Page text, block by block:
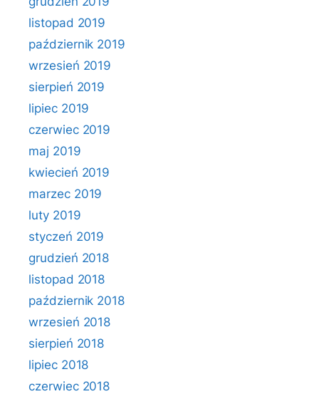
listopad 2019
październik 2019
wrzesień 2019
sierpień 2019
lipiec 2019
czerwiec 2019
maj 2019
kwiecień 2019
marzec 2019
luty 2019
styczeń 2019
grudzień 2018
listopad 2018
październik 2018
wrzesień 2018
sierpień 2018
lipiec 2018
czerwiec 2018